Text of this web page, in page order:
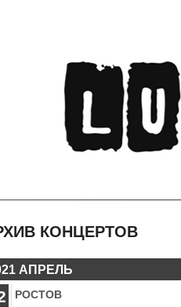
КОНЦЕРТОВ
АПРЕЛЬ
РОСТОВ